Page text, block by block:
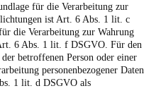
für die Verarbeitung zur
ist Art. 6 Abs. 1 lit. c
die Verarbeitung zur Wahrung
6 Abs. 1 lit. f DSGVO. Für den
betroffenen Person oder einer
personenbezogener Daten
1 lit. d DSGVO als